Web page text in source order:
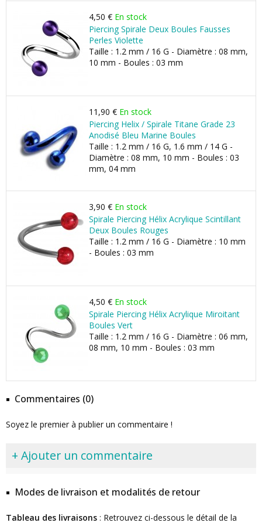
4,50 € En stock
Piercing Spirale Deux Boules Fausses
Perles Violette
Taille : 1.2 mm / 16 G - Diamètre : 08 mm,
10 mm - Boules : 03 mm
11,90 € En stock
Piercing Helix / Spirale Titane Grade 23
Anodisé Bleu Marine Boules
Taille : 1.2 mm / 16 G, 1.6 mm / 14 G -
Diamètre : 08 mm, 10 mm - Boules : 03
mm, 04 mm
3,90 € En stock
Spirale Piercing Hélix Acrylique Scintillant
Deux Boules Rouges
Taille : 1.2 mm / 16 G - Diamètre : 10 mm
- Boules : 03 mm
4,50 € En stock
Spirale Piercing Hélix Acrylique Miroitant
Boules Vert
Taille : 1.2 mm / 16 G - Diamètre : 06 mm,
08 mm, 10 mm - Boules : 03 mm
Commentaires (0)
Soyez le premier à publier un commentaire !
+ Ajouter un commentaire
Modes de livraison et modalités de retour
Tableau des livraisons : Retrouvez ci-dessous le détail de la